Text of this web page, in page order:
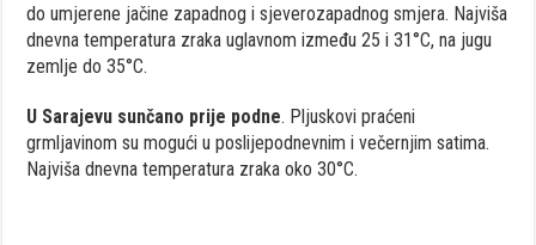
do umjerene jačine zapadnog i sjeverozapadnog smjera. Najviša
dnevna temperatura zraka uglavnom između 25 i 31°C, na jugu
zemlje do 35°C.
U Sarajevu sunčano prije podne. Pljuskovi praćeni
grmljavinom su mogući u poslijepodnevnim i večernjim satima.
Najviša dnevna temperatura zraka oko 30°C.